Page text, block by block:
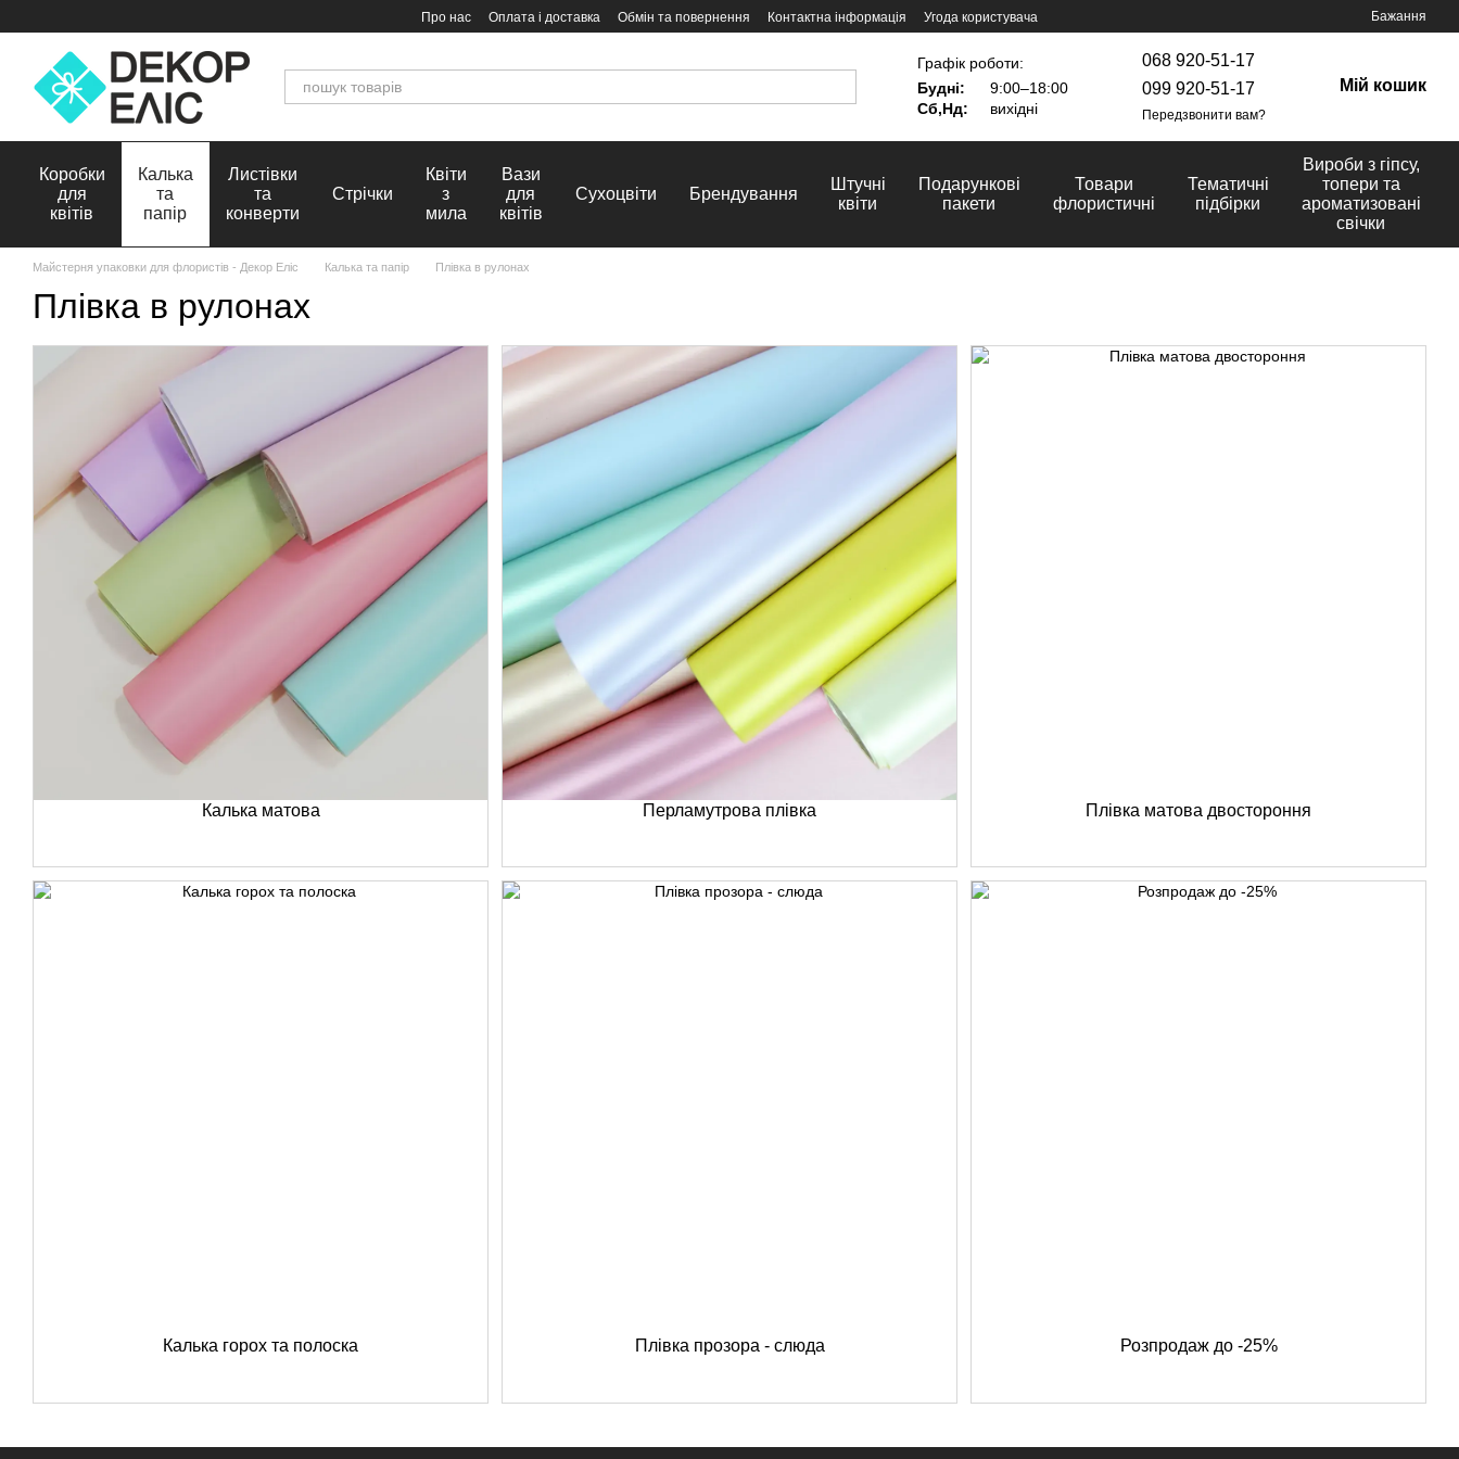
Про нас Оплата і доставка Обмін та повернення Контактна інформація Угода користувача Бажання
Графік роботи:
Будні:
9:00–18:00
Сб,Нд:
вихідні
068 920-51-17
099 920-51-17
Передзвонити вам?
Мій кошик
Коробки
для
квітів
Калька
та
папір
Листівки
та
конверти
Стрічки
Квіти
з
мила
Вази
для
квітів
Сухоцвіти Брендування
Штучні
квіти
Подарункові
пакети
Товари
флористичні
Тематичні
підбірки
Вироби з гіпсу,
топери та
ароматизовані
свічки
Майстерня упаковки для флористів - Декор Еліс Калька та папір Плівка в рулонах
Плівка в рулонах
Калька матова Перламутрова плівка Плівка матова двостороння
Калька горох та полоска Плівка прозора - слюда Розпродаж до -25%